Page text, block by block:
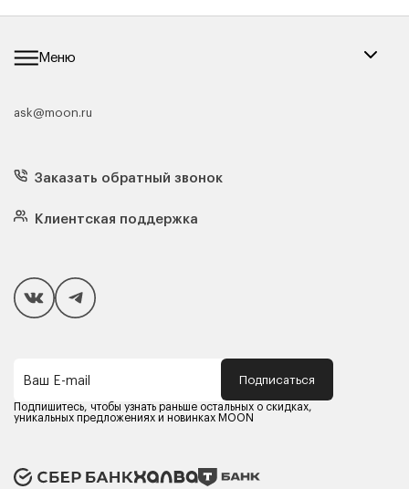
Меню
Каталог мебели
Кресла
Матрасы
Подушки
Чехлы и наматрасники
Покупателям
Способы оплаты
Компания MOON
Оферта
Политика конфиденциальности
Карьера в MOON
ask@moon.ru
Заказать обратный звонок
Клиентская поддержка
Ваш E-mail Подписаться
Подпишитесь, чтобы узнать раньше остальных о скидках,
уникальных предложениях и новинках MOON